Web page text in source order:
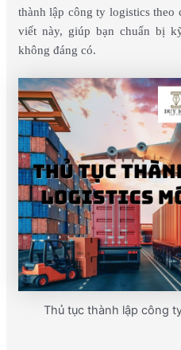
thành lập công ty logistics theo
viết này, giúp bạn chuẩn bị
không đáng có.
Thủ tục thành lập công